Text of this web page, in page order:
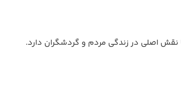
نقش اصلی در زندگی مردم و گردشگران دارد.